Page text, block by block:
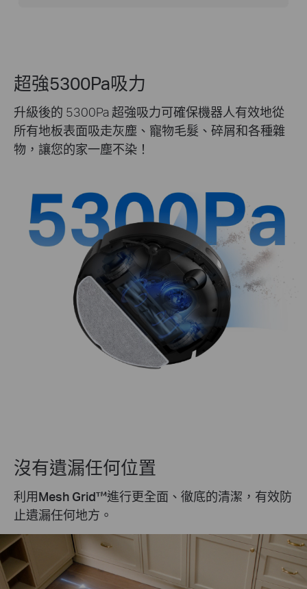
超強5300Pa吸力
升級後的 5300Pa 超強吸力可確保機器人有效地從
所有地板表面吸走灰塵、寵物毛髮、碎屑和各種雜
物，讓您的家一塵不染！
沒有遺漏任何位置
利用Mesh Grid™進行更全面、徹底的清潔，有效防
止遺漏任何地方。